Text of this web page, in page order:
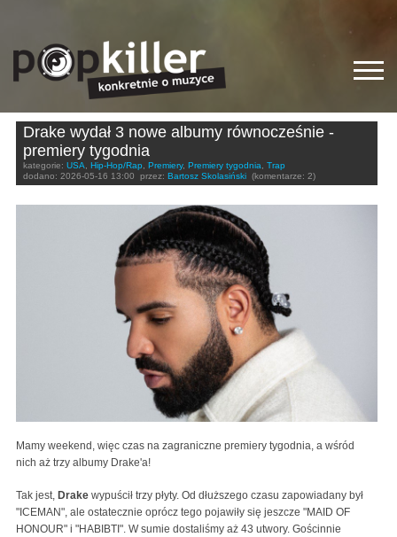
Drake wydał 3 nowe albumy równocześnie -
premiery tygodnia
kategorie: USA, Hip-Hop/Rap, Premiery, Premiery tygodnia, Trap
dodano: 2026-05-16 13:00 przez: Bartosz Skolasiński (komentarze: 2)
Mamy weekend, więc czas na zagraniczne premiery tygodnia, a wśród
nich aż trzy albumy Drake'a!
Tak jest, Drake wypuścił trzy płyty. Od dłuższego czasu zapowiadany był
"ICEMAN", ale ostatecznie oprócz tego pojawiły się jeszcze "MAID OF
HONOUR" i "HABIBTI". W sumie dostaliśmy aż 43 utwory. Gościnnie